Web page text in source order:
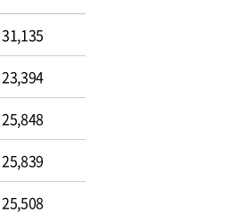
31,135
23,394
25,848
25,839
25,508